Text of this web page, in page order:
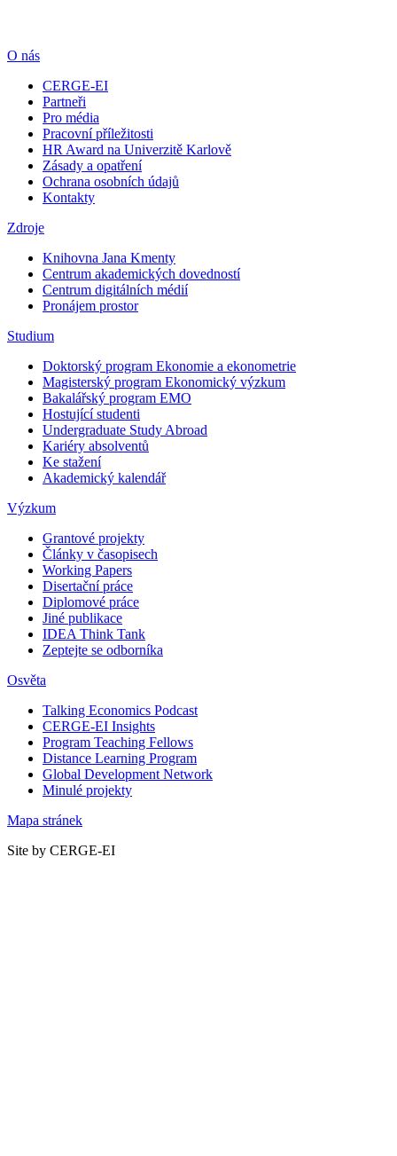
O nás
CERGE-EI
Partneři
Pro média
Pracovní příležitosti
HR Award na Univerzitě Karlově
Zásady a opatření
Ochrana osobních údajů
Kontakty
Zdroje
Knihovna Jana Kmenty
Centrum akademických dovedností
Centrum digitálních médií
Pronájem prostor
Studium
Doktorský program Ekonomie a ekonometrie
Magisterský program Ekonomický výzkum
Bakalářský program EMO
Hostující studenti
Undergraduate Study Abroad
Kariéry absolventů
Ke stažení
Akademický kalendář
Výzkum
Grantové projekty
Články v časopisech
Working Papers
Disertační práce
Diplomové práce
Jiné publikace
IDEA Think Tank
Zeptejte se odborníka
Osvěta
Talking Economics Podcast
CERGE-EI Insights
Program Teaching Fellows
Distance Learning Program
Global Development Network
Minulé projekty
Mapa stránek
Site by CERGE-EI